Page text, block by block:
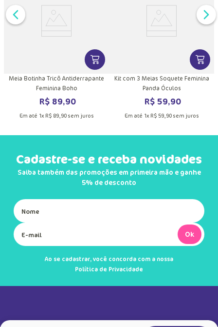
INFORMAÇÕES DO PRODUTOVER MAIS INFORMAÇÕES DO
Meia Botinha Tricô Antiderrapante
Feminina Boho
R$ 89,90
Em até 1x R$ 89,90sem juros
VER
Kit com 3 Meias Soquete Feminina
Panda Óculos
R$ 59,90
Em até 1x R$ 59,90sem juros
Cadastre-se e receba novidades
Saiba também das promoções em primeira mão e ganhe
5% de desconto
Ok
Ao se cadastrar, você concorda com a nossa
Política de Privacidade